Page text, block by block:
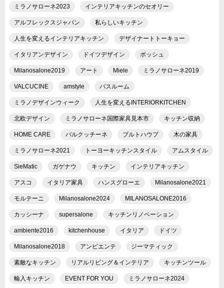
ミラノサローネ2023 インテリアキッチンのセオリー
アルフレックスジャパン 私らしいキッチン
人生を変えるインテリアキッチン デザイナートトーキョー
イタリアンデザイン ドイツデザイン ボッシュ
Milanosalone2019 アート Miele ミラノサローネ2019
VALCUCINE amstyle バスルーム
ミラノデザインウィーク 人生を変えるINTERIORKITCHEN
北欧デザイン ミラノサローネ国際家具見本市 キッチン収納
HOME CARE バルクッチーネ ブルトハウプ 木の家具
ミラノサローネ2021 トーヨーキッチンスタイル アムスタイル
SieMatic ガゲナウ キッチン インテリアキッチン
アスコ イタリア家具 ハンスグローエ Milanosalone2021
モルテーニ Milanosalone2024 MILANOSALONE2016
カッシーナ supersalone キッチンリノベーション
ambiente2016 kitchenhouse イタリア ドイツ
Milanosalone2018 アンビエンテ ジーマティック
素敵なキッチン リアルリビング＆インテリア キッチンツール
輸入キッチン EVENT FOR YOU ミラノサローネ2024